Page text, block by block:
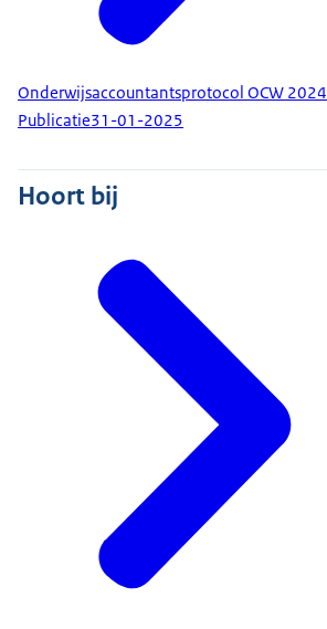
Onderwijsaccountantsprotocol OCW 2024
Publicatie31-01-2025
Hoort bij